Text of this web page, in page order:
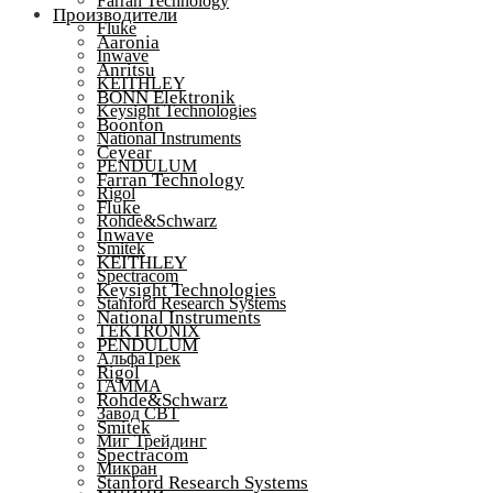
Fluke
Inwave
KEITHLEY
Keysight Technologies
National Instruments
PENDULUM
Rigol
Rohde&Schwarz
Smitek
Spectracom
Stanford Research Systems
TEKTRONIX
АльфаТрек
ГАММА
Завод СВТ
Миг Трейдинг
Микран
Производители
Aaronia
Anritsu
BONN Elektronik
Boonton
Ceyear
Farran Technology
Fluke
Inwave
KEITHLEY
Keysight Technologies
National Instruments
PENDULUM
Rigol
Rohde&Schwarz
Smitek
Spectracom
Stanford Research Systems